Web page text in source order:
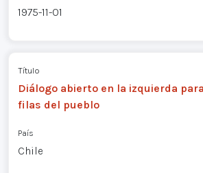
1975-11-01
Título
Diálogo abierto en la izquierda
filas del pueblo
País
Chile